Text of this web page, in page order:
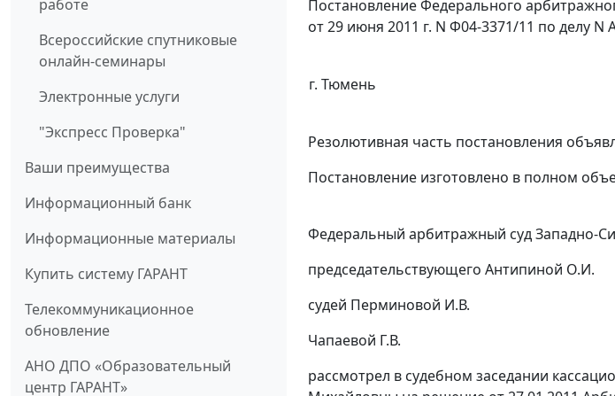
работе
Всероссийские спутниковые
онлайн-семинары
Электронные услуги
"Экспресс Проверка"
Ваши преимущества
Информационный банк
Информационные материалы
Купить систему ГАРАНТ
Телекоммуникационное
обновление
АНО ДПО «Образовательный
центр ГАРАНТ»
Постановление Федерального
от 29 июня 2011 г. N Ф04-3371/11 по делу N
г. Тюмень
Резолютивная часть постановления
Постановление изготовлено в полном
Федеральный арбитражный суд Западно-
председательствующего Антипиной О.И.
судей Перминовой И.В.
Чапаевой Г.В.
рассмотрел в судебном заседании